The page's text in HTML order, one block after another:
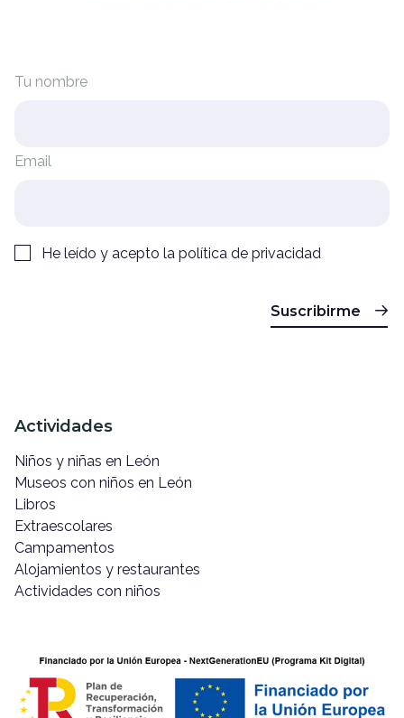
Tu nombre
Email
He leído y acepto la política de privacidad
Suscribirme
Actividades
Niños y niñas en León
Museos con niños en León
Libros
Extraescolares
Campamentos
Alojamientos y restaurantes
Actividades con niños